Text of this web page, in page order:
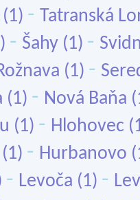
(1) - Tatranská
- Šahy (1) -
(1) -
(1) - Nová Baňa
(1) - Hlohovec
(1) - Hurbanovo
- Levoča (1) -